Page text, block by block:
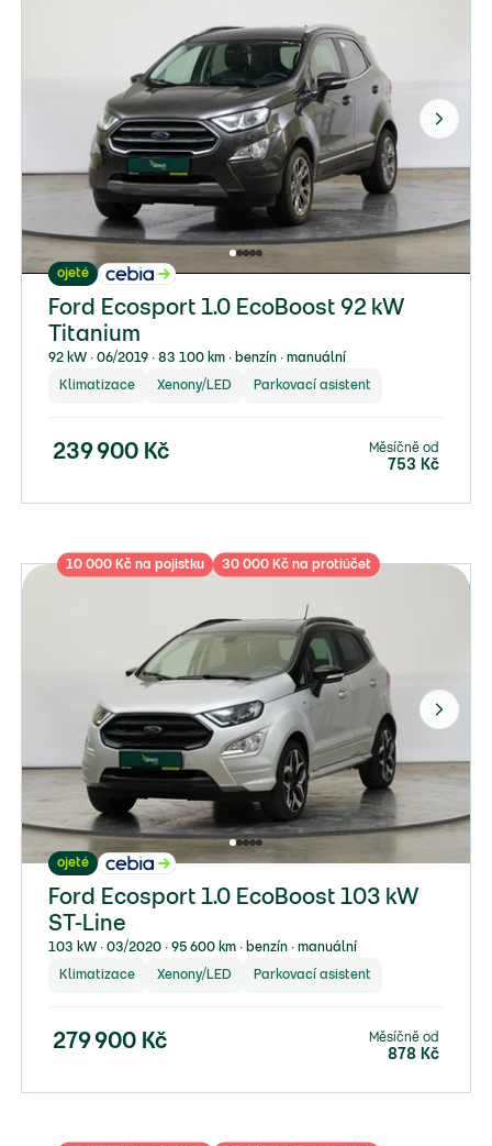
ojeté
Ford Ecosport 1.0 EcoBoost 92 kW
Titanium
92 kW ∙ 06/2019 ∙ 83 100 km ∙ benzín ∙ manuální
Klimatizace Xenony/LED Parkovací asistent
239 900 Kč Měsíčně od
753 Kč
10 000 Kč na pojistku 30 000 Kč na protiúčet
ojeté
Ford Ecosport 1.0 EcoBoost 103 kW
ST-Line
103 kW ∙ 03/2020 ∙ 95 600 km ∙ benzín ∙ manuální
Klimatizace Xenony/LED Parkovací asistent
279 900 Kč Měsíčně od
878 Kč